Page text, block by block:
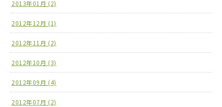
2013年01月 (2)
2012年12月 (1)
2012年11月 (2)
2012年10月 (3)
2012年09月 (4)
2012年07月 (2)